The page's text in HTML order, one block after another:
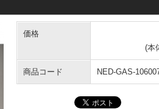
価格
(本
商品コード NED-GAS-